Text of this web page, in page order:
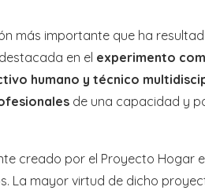
más importante que ha
en el experimento
humano y técnico
de una capacidad y
creado por el Proyecto Hogar
La mayor virtud de dicho